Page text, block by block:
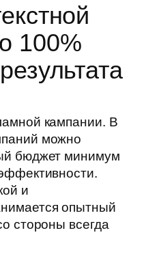
100%
кампании. В
можно
бюджет минимум
и
опытный
стороны всегда